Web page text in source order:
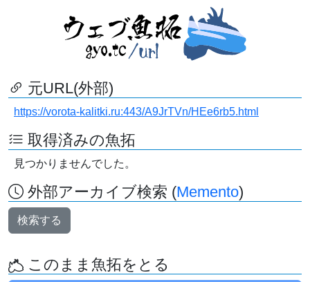
元URL(外部)
https://vorota-kalitki.ru:443/A9JrTVn/HEe6rb5.html
取得済みの魚拓
見つかりませんでした。
外部アーカイブ検索 (Memento)
検索する
このまま魚拓をとる